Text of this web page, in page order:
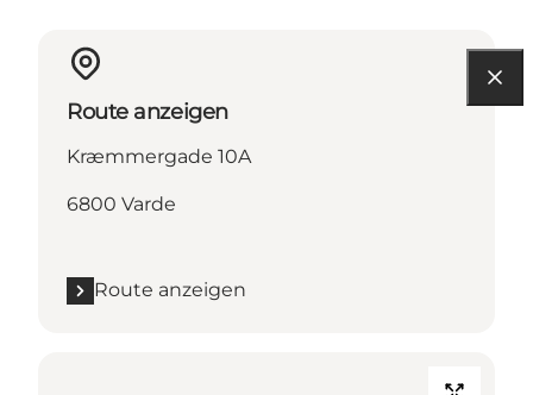
Route anzeigen
Kræmmergade 10A
6800 Varde
Route anzeigen